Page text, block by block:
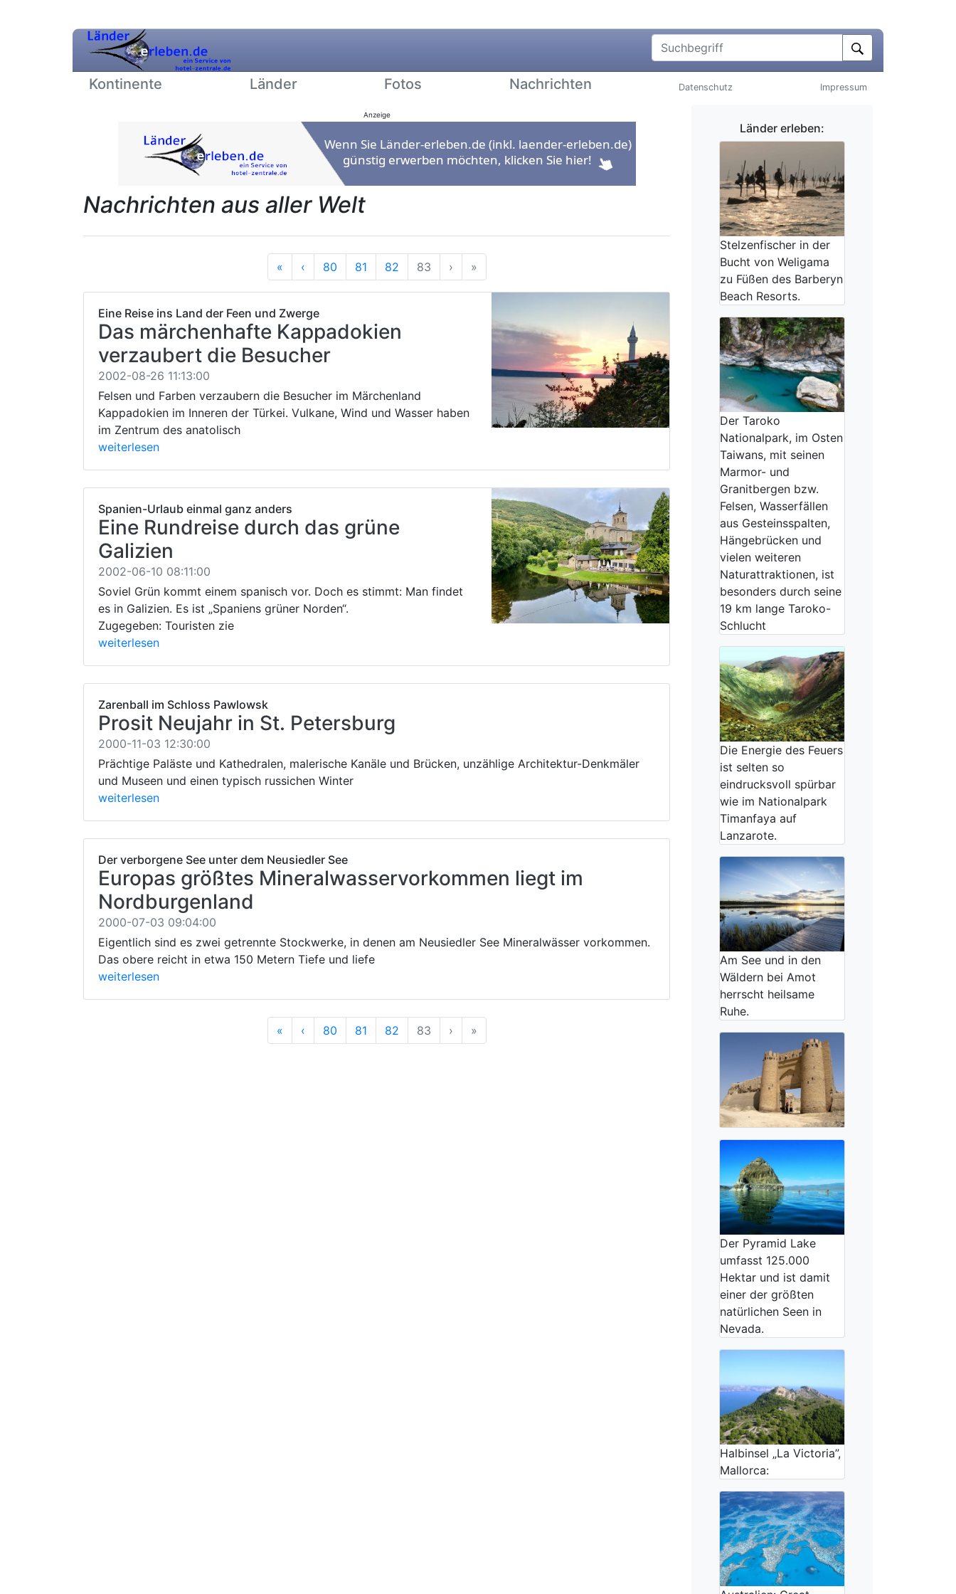
Suchbegriff
Kontinente Länder Fotos Nachrichten Datenschutz Impressum
Anzeige
Nachrichten aus aller Welt
«Anfang
‹Vorherige
80 81 82 83 ›Nächste
»Ende
Eine Reise ins Land der Feen und Zwerge
Das märchenhafte Kappadokien
verzaubert die Besucher
2002-08-26 11:13:00
Felsen und Farben verzaubern die Besucher im Märchenland
Kappadokien im Inneren der Türkei. Vulkane, Wind und Wasser haben
im Zentrum des anatolisch
weiterlesen
Spanien-Urlaub einmal ganz anders
Eine Rundreise durch das grüne
Galizien
2002-06-10 08:11:00
Soviel Grün kommt einem spanisch vor. Doch es stimmt: Man findet
es in Galizien. Es ist „Spaniens grüner Norden“.
Zugegeben: Touristen zie
weiterlesen
Zarenball im Schloss Pawlowsk
Prosit Neujahr in St. Petersburg
2000-11-03 12:30:00
Prächtige Paläste und Kathedralen, malerische Kanäle und Brücken, unzählige Architektur-Denkmäler
und Museen und einen typisch russichen Winter
weiterlesen
Der verborgene See unter dem Neusiedler See
Europas größtes Mineralwasservorkommen liegt im
Nordburgenland
2000-07-03 09:04:00
Eigentlich sind es zwei getrennte Stockwerke, in denen am Neusiedler See Mineralwässer vorkommen.
Das obere reicht in etwa 150 Metern Tiefe und liefe
weiterlesen
«Anfang
‹Vorherige
80 81 82 83 ›Nächste
»Ende
Länder erleben:
Stelzenfischer in der
Bucht von Weligama
zu Füßen des Barberyn
Beach Resorts.
Der Taroko
Nationalpark, im Osten
Taiwans, mit seinen
Marmor- und
Granitbergen bzw.
Felsen, Wasserfällen
aus Gesteinsspalten,
Hängebrücken und
vielen weiteren
Naturattraktionen, ist
besonders durch seine
19 km lange Taroko-
Schlucht
Die Energie des Feuers
ist selten so
eindrucksvoll spürbar
wie im Nationalpark
Timanfaya auf
Lanzarote.
Am See und in den
Wäldern bei Amot
herrscht heilsame
Ruhe.
Der Pyramid Lake
umfasst 125.000
Hektar und ist damit
einer der größten
natürlichen Seen in
Nevada.
Halbinsel „La Victoria”,
Mallorca: